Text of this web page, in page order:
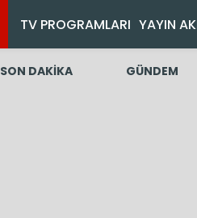
TV PROGRAMLARI YAYIN
SON DAKİKA GÜNDEM